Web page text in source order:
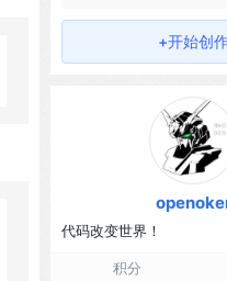
+开始创
代码改变世界！
积分